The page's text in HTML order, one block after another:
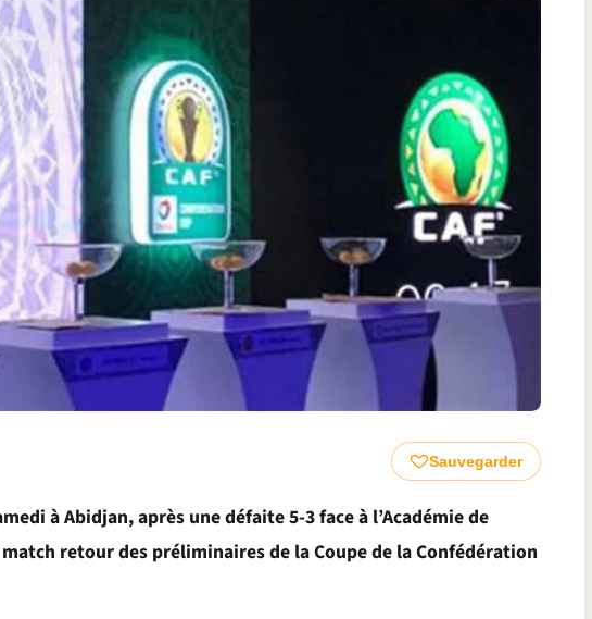
Sauvegarder
à Abidjan, après une défaite 5-3 face à l’Académie de
retour des préliminaires de la Coupe de la Confédération